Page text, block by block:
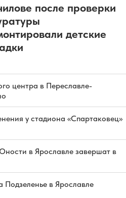
после проверки
детские
центра в Переславле-
у стадиона «Спартаковец»
в Ярославле завершат в
Подзеленье в Ярославле